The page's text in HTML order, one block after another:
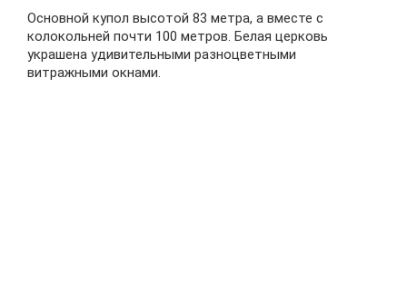
Основной купол высотой 83 метра, а вместе с
колокольней почти 100 метров. Белая церковь
украшена удивительными разноцветными
витражными окнами.